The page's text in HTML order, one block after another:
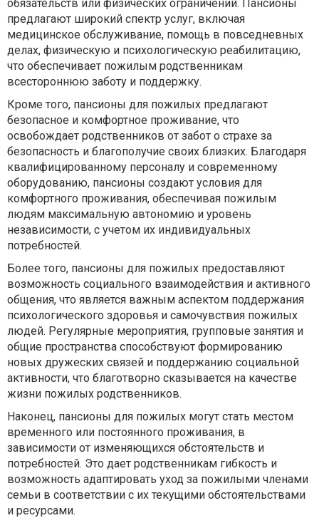
обязательств или физических ограничений. Пансионы
предлагают широкий спектр услуг, включая
медицинское обслуживание, помощь в повседневных
делах, физическую и психологическую реабилитацию,
что обеспечивает пожилым родственникам
всестороннюю заботу и поддержку.
Кроме того, пансионы для пожилых предлагают
безопасное и комфортное проживание, что
освобождает родственников от забот о страхе за
безопасность и благополучие своих близких. Благодаря
квалифицированному персоналу и современному
оборудованию, пансионы создают условия для
комфортного проживания, обеспечивая пожилым
людям максимальную автономию и уровень
независимости, с учетом их индивидуальных
потребностей.
Более того, пансионы для пожилых предоставляют
возможность социального взаимодействия и активного
общения, что является важным аспектом поддержания
психологического здоровья и самочувствия пожилых
людей. Регулярные мероприятия, групповые занятия и
общие пространства способствуют формированию
новых дружеских связей и поддержанию социальной
активности, что благотворно сказывается на качестве
жизни пожилых родственников.
Наконец, пансионы для пожилых могут стать местом
временного или постоянного проживания, в
зависимости от изменяющихся обстоятельств и
потребностей. Это дает родственникам гибкость и
возможность адаптировать уход за пожилыми членами
семьи в соответствии с их текущими обстоятельствами
и ресурсами.